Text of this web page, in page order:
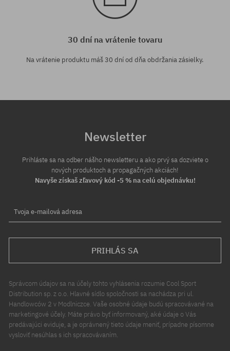
30 dní na vrátenie tovaru
Na vrátenie produktu máš 30 dní od dňa obdržania zásielky.
Newsletter
Prihláste sa na odber nášho newsletteru a ako prvý sa dozviete o
nových produktoch a propagačných akciách!
Navyše získaš zľavový kód -5 % na celú objednávku!
Tvoja e-mailová adresa
PRIHLÁS SA
Správcom údajov sa na účely tohto vyhlásenia rozumie Cool Sport
Distribution sp. z o.o. Hlavné sídlo spoločnosti sa nachádza pri ul.
Handlowców 2 v Modlniczce. Vaše osobné údaje budú spracovávané na
marketingové účely. Máte právo byť informovaný, aké údaje o Vás
predávajúci eviduje, a je oprávnený tieto údaje meniť, prípadne písomne
vysloviť nesúhlas s ich spracovávaním.